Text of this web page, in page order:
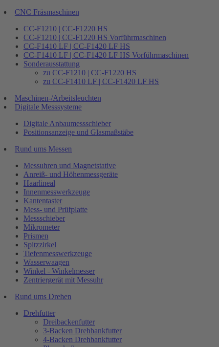
CNC Fräsmaschinen
CC-F1210 | CC-F1220 HS
CC-F1210 | CC-F1220 HS Vorführmaschinen
CC-F1410 LF | CC-F1420 LF HS
CC-F1410 LF | CC-F1420 LF HS Vorführmaschinen
Sonderausstattung
zu CC-F1210 | CC-F1220 HS
zu CC-F1410 LF | CC-F1420 LF HS
Maschinen-/Arbeitsleuchten
Digitale Messsysteme
Digitale Anbaumessschieber
Positionsanzeige und Glasmaßstäbe
Rund ums Messen
Messuhren und Magnetstative
Anreiß- und Höhenmessgeräte
Haarlineal
Innenmesswerkzeuge
Kantentaster
Mess- und Prüfplatte
Messschieber
Mikrometer
Prismen
Spitzzirkel
Tiefenmesswerkzeuge
Wasserwaagen
Winkel - Winkelmesser
Zentriergerät mit Messuhr
Rund ums Drehen
Drehfutter
Dreibackenfutter
3-Backen Drehbankfutter
4-Backen Drehbankfutter